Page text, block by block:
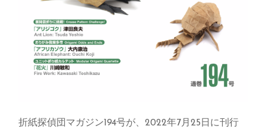
折紙探偵団マガジン194号が、2022年7月25日に刊行